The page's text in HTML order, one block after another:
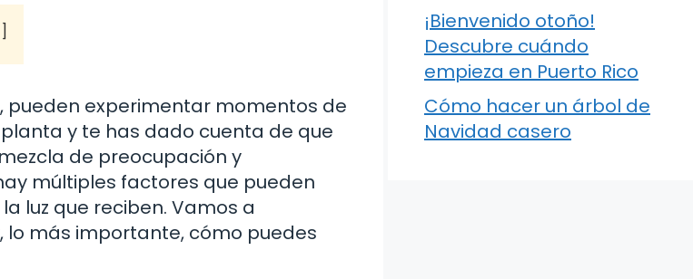
pueden experimentar momentos de
y te has dado cuenta de que
de preocupación y
múltiples factores que pueden
luz que reciben. Vamos a
más importante, cómo puedes
¡Bienvenido otoño!
Descubre cuándo
empieza en Puerto Rico
Cómo hacer un árbol de
Navidad casero